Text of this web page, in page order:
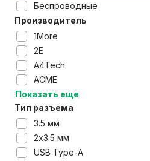
Беспроводные
Производитель
1More
2E
A4Tech
ACME
Показать еще
Тип разъема
3.5 мм
2x3.5 мм
USB Type-A